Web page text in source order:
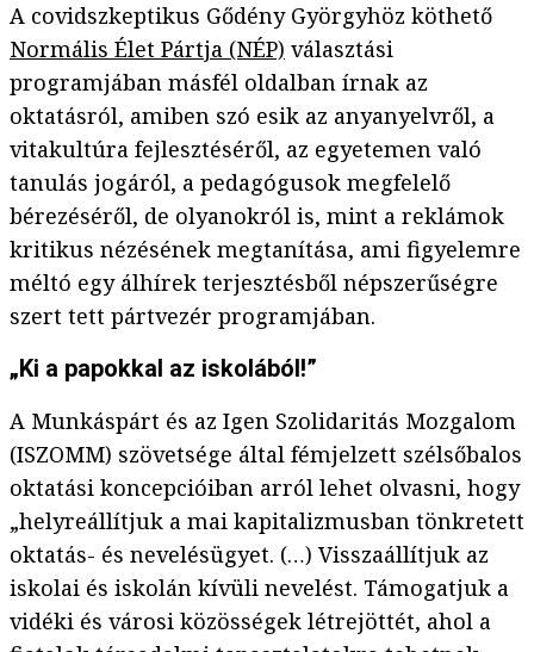
A covidszkeptikus Gődény Györgyhöz köthető
Normális Élet Pártja (NÉP) választási
programjában másfél oldalban írnak az
oktatásról, amiben szó esik az anyanyelvről, a
vitakultúra fejlesztéséről, az egyetemen való
tanulás jogáról, a pedagógusok megfelelő
bérezéséről, de olyanokról is, mint a reklámok
kritikus nézésének megtanítása, ami figyelemre
méltó egy álhírek terjesztésből népszerűségre
szert tett pártvezér programjában.
„Ki a papokkal az iskolából!”
A Munkáspárt és az Igen Szolidaritás Mozgalom
(ISZOMM) szövetsége által fémjelzett szélsőbalos
oktatási koncepcióiban arról lehet olvasni, hogy
„helyreállítjuk a mai kapitalizmusban tönkretett
oktatás- és nevelésügyet. (…) Visszaállítjuk az
iskolai és iskolán kívüli nevelést. Támogatjuk a
vidéki és városi közösségek létrejöttét, ahol a